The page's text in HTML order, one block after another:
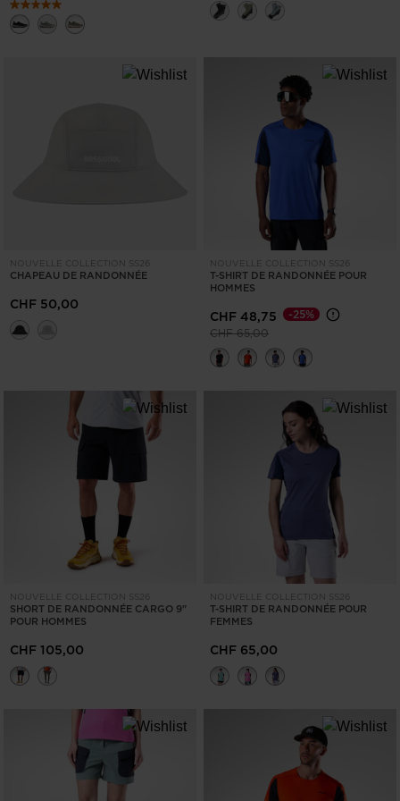
NOUVELLE COLLECTION SS26
CHAPEAU DE RANDONNÉE
CHF 50,00
NOUVELLE COLLECTION SS26
T-SHIRT DE RANDONNÉE POUR
HOMMES
CHF 48,75
Prix réduit de
CHF 65,00à
-25%
NOUVELLE COLLECTION SS26
SHORT DE RANDONNÉE CARGO 9"
POUR HOMMES
CHF 105,00
NOUVELLE COLLECTION SS26
T-SHIRT DE RANDONNÉE POUR
FEMMES
CHF 65,00